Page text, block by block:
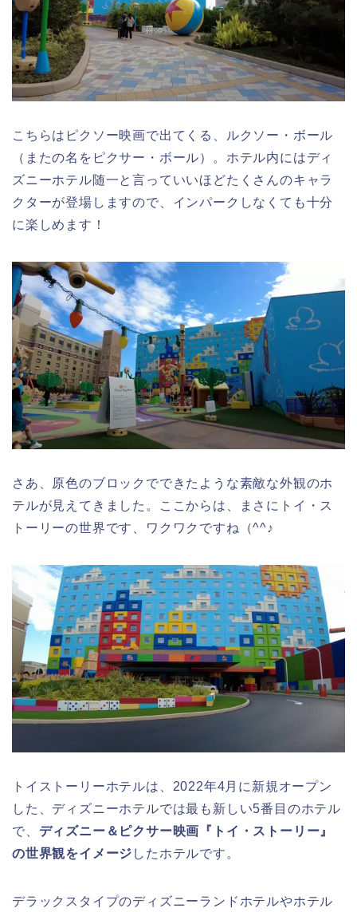
こちらはピクソー映画で出てくる、ルクソー・ボール
（またの名をピクサー・ボール）。ホテル内にはディ
ズニーホテル随一と言っていいほどたくさんのキャラ
クターが登場しますので、インパークしなくても十分
に楽しめます！
さあ、原色のブロックでできたような素敵な外観のホ
テルが見えてきました。ここからは、まさにトイ・ス
トーリーの世界です、ワクワクですね（^^♪
トイストーリーホテルは、2022年4月に新規オープン
した、ディズニーホテルでは最も新しい5番目のホテル
で、 ディズニー＆ピクサー映画『トイ・ストーリー』
の世界観をイメージ したホテルです。
デラックスタイプのディズニーランドホテルやホテル